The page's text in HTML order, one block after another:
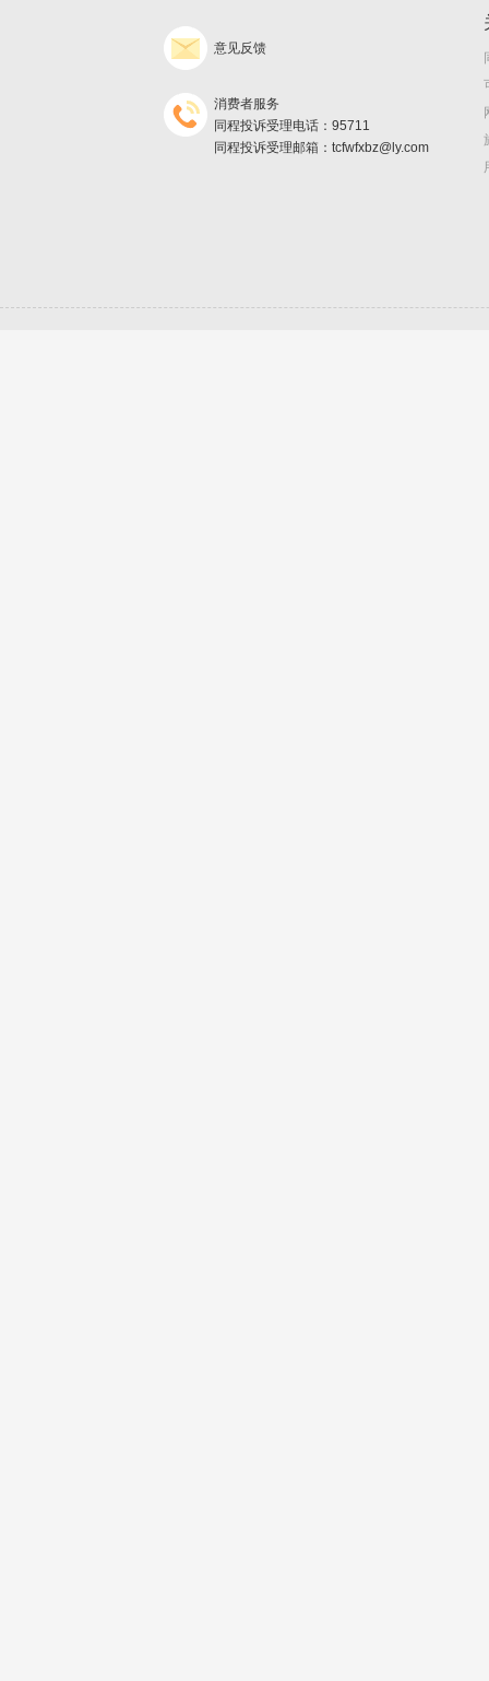
意见反馈
消费者服务
同程投诉受理电话：95711
同程投诉受理邮箱：tcfwfxbz@ly.com